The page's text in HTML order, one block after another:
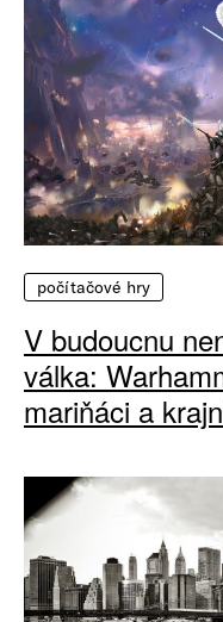
počítačové hry
V budoucnu
válka:
mariňáci a